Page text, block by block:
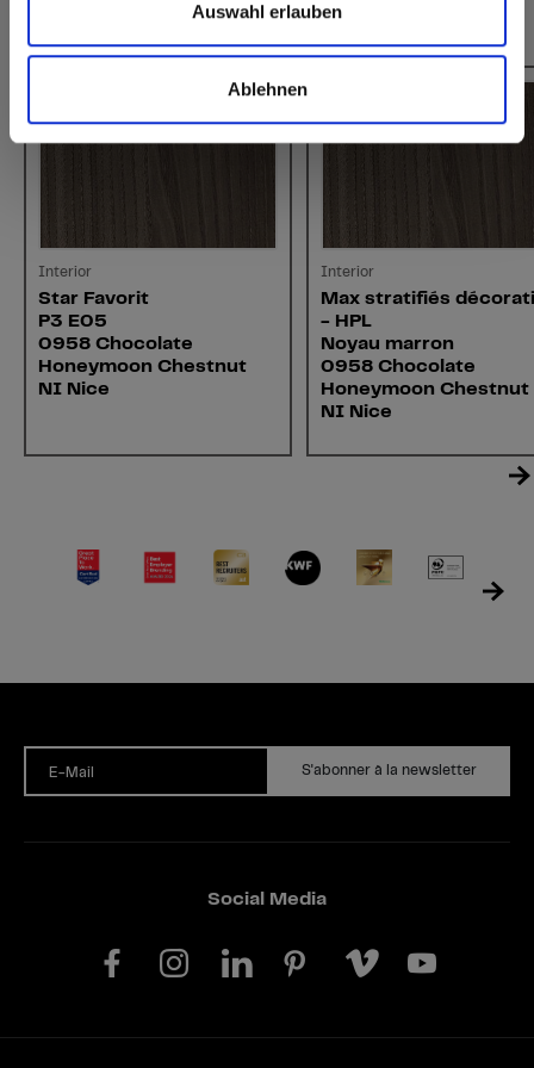
Auswahl erlauben
Ablehnen
Interior
Star Favorit
P3 E05
0958 Chocolate
Honeymoon Chestnut
NI Nice
Interior
Max stratifiés
- HPL
Noyau marron
0958 Chocolate
Honeymoon Chestnut
NI Nice
E-Mail S'abonner à la newsletter
Social Media